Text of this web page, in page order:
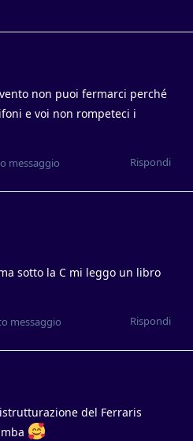
non puoi fermarci perché
e voi non rompeteci i
Rispondi
messaggio
sotto la C mi leggo un libro
Rispondi
messaggio
del Ferraris